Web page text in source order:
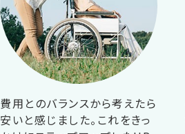
費用とのバランスから考えたら
安いと感じました。これをきっ